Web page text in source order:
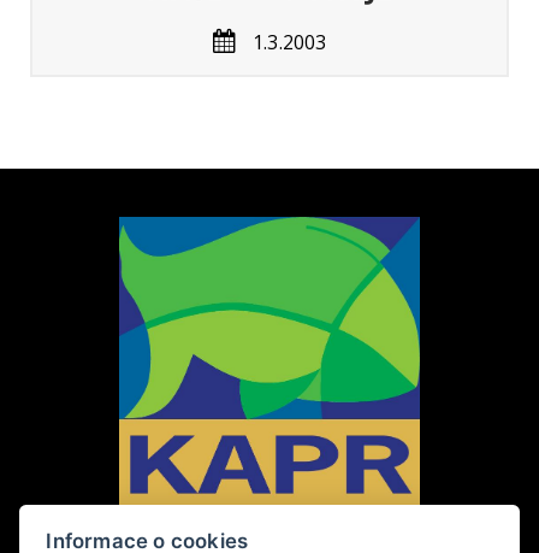
1.3.2003
Informace o cookies